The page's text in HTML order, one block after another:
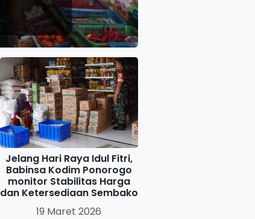
23 Maret 2026
Jelang Hari Raya Idul Fitri,
Babinsa Kodim Ponorogo
monitor Stabilitas Harga
dan Ketersediaan Sembako
19 Maret 2026